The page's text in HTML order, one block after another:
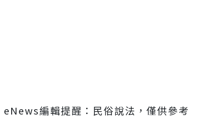
eNews編輯提醒：民俗說法，僅供參考